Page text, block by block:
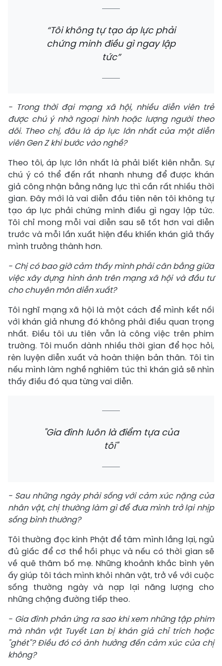
“Tôi không tự tạo áp lực phải
chứng minh điều gì ngay lập
tức”
- Trong thời đại mạng xã hội, nhiều diễn viên trẻ
được chú ý nhờ ngoại hình hoặc lượng người theo
dõi. Theo chị, đâu là áp lực lớn nhất của một diễn
viên Gen Z khi bước vào nghề?
Theo tôi, áp lực lớn nhất là phải biết kiên nhẫn. Sự
chú ý có thể đến rất nhanh nhưng để được khán
giả công nhận bằng năng lực thì cần rất nhiều thời
gian. Đây mới là vai diễn đầu tiên nên tôi không tự
tạo áp lực phải chứng minh điều gì ngay lập tức.
Tôi chỉ mong mỗi vai diễn sau sẽ tốt hơn vai diễn
trước và mỗi lần xuất hiện đều khiến khán giả thấy
mình trưởng thành hơn.
- Chị có bao giờ cảm thấy mình phải cân bằng giữa
việc xây dựng hình ảnh trên mạng xã hội và đầu tư
cho chuyên môn diễn xuất?
Tôi nghĩ mạng xã hội là một cách để mình kết nối
với khán giả nhưng đó không phải điều quan trọng
nhất. Điều tôi ưu tiên vẫn là công việc trên phim
trường. Tôi muốn dành nhiều thời gian để học hỏi,
rèn luyện diễn xuất và hoàn thiện bản thân. Tôi tin
nếu mình làm nghề nghiêm túc thì khán giả sẽ nhìn
thấy điều đó qua từng vai diễn.
"Gia đình luôn là điểm tựa của
tôi"
- Sau những ngày phải sống với cảm xúc nặng của
nhân vật, chị thường làm gì để đưa mình trở lại nhịp
sống bình thường?
Tôi thường đọc kinh Phật để tâm mình lắng lại, ngủ
đủ giấc để cơ thể hồi phục và nếu có thời gian sẽ
về quê thăm bố mẹ. Những khoảnh khắc bình yên
ấy giúp tôi tách mình khỏi nhân vật, trở về với cuộc
sống thường ngày và nạp lại năng lượng cho
những chặng đường tiếp theo.
- Gia đình phản ứng ra sao khi xem những tập phim
mà nhân vật Tuyết Lan bị khán giả chỉ trích hoặc
"ghét"? Điều đó có ảnh hưởng đến cảm xúc của chị
không?